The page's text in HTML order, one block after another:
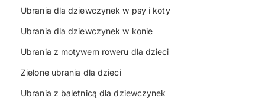
Ubrania dla dziewczynek w psy i koty
Ubrania dla dziewczynek w konie
Ubrania z motywem roweru dla dzieci
Zielone ubrania dla dzieci
Ubrania z baletnicą dla dziewczynek